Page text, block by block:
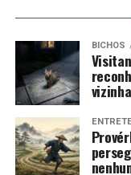
BICHOS